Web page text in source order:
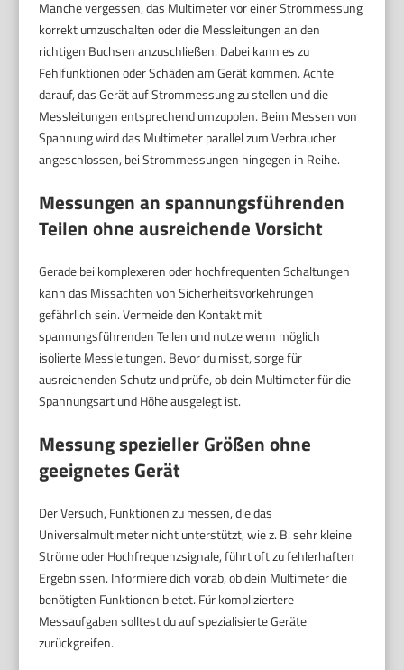
Manche vergessen, das Multimeter vor einer Strommessung
korrekt umzuschalten oder die Messleitungen an den
richtigen Buchsen anzuschließen. Dabei kann es zu
Fehlfunktionen oder Schäden am Gerät kommen. Achte
darauf, das Gerät auf Strommessung zu stellen und die
Messleitungen entsprechend umzupolen. Beim Messen von
Spannung wird das Multimeter parallel zum Verbraucher
angeschlossen, bei Strommessungen hingegen in Reihe.
Messungen an spannungsführenden
Teilen ohne ausreichende Vorsicht
Gerade bei komplexeren oder hochfrequenten Schaltungen
kann das Missachten von Sicherheitsvorkehrungen
gefährlich sein. Vermeide den Kontakt mit
spannungsführenden Teilen und nutze wenn möglich
isolierte Messleitungen. Bevor du misst, sorge für
ausreichenden Schutz und prüfe, ob dein Multimeter für die
Spannungsart und Höhe ausgelegt ist.
Messung spezieller Größen ohne
geeignetes Gerät
Der Versuch, Funktionen zu messen, die das
Universalmultimeter nicht unterstützt, wie z. B. sehr kleine
Ströme oder Hochfrequenzsignale, führt oft zu fehlerhaften
Ergebnissen. Informiere dich vorab, ob dein Multimeter die
benötigten Funktionen bietet. Für kompliziertere
Messaufgaben solltest du auf spezialisierte Geräte
zurückgreifen.